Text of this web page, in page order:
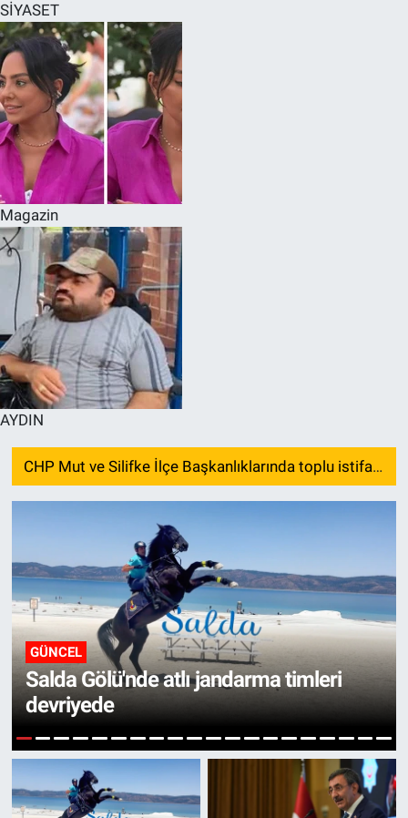
SİYASET
Magazin
AYDIN
CHP Mut ve Silifke İlçe Başkanlıklarında toplu istifa: YENİ Parti’ye katılma kararı aldılar
GÜNCEL
Salda Gölü'nde atlı jandarma timleri
devriyede
1 2 3 4 5 6 7 8 9 10 11121314151617181920